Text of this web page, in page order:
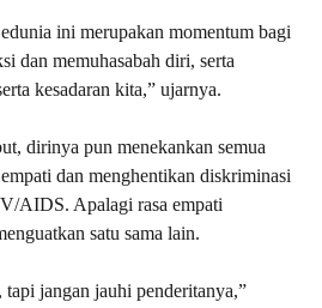
ini merupakan momentum bagi
dan memuhasabah diri, serta
kesadaran kita,” ujarnya.
dirinya pun menekankan semua
dan menghentikan diskriminasi
AIDS. Apalagi rasa empati
satu sama lain.
jangan jauhi penderitanya,”